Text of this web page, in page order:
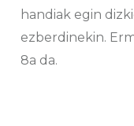
handiak egin
ezberdinekin.
8a da.